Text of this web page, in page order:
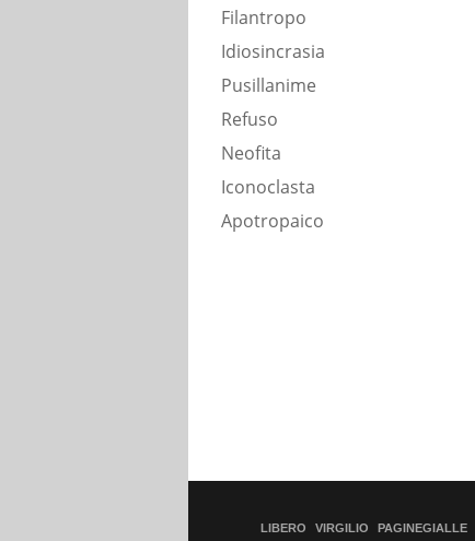
Filantropo
Idiosincrasia
Pusillanime
Refuso
Neofita
Iconoclasta
Apotropaico
LIBERO VIRGILIO PAGINEGIALLE